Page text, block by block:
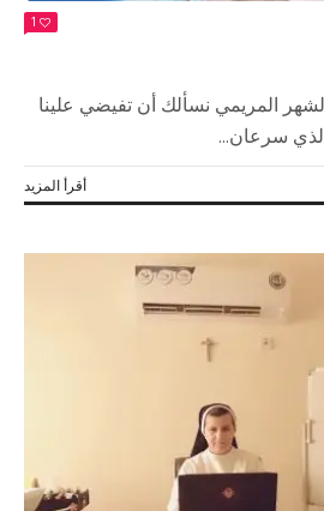
1
المريمي نسألك أن تفيضي علينا
سرعان...
أقرأ المزيد